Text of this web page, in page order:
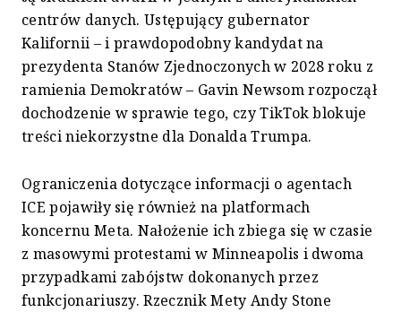
centrów danych. Ustępujący gubernator
Kalifornii – i prawdopodobny kandydat na
prezydenta Stanów Zjednoczonych w 2028 roku z
ramienia Demokratów – Gavin Newsom rozpoczął
dochodzenie w sprawie tego, czy TikTok blokuje
treści niekorzystne dla Donalda Trumpa.
Ograniczenia dotyczące informacji o agentach
ICE pojawiły się również na platformach
koncernu Meta. Nałożenie ich zbiega się w czasie
z masowymi protestami w Minneapolis i dwoma
przypadkami zabójstw dokonanych przez
funkcjonariuszy. Rzecznik Mety Andy Stone